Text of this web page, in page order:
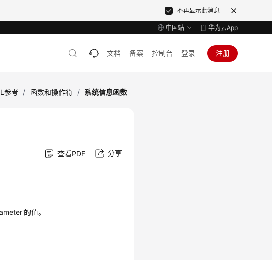
不再显示此消息
中国站 华为云App
文档 备案 控制台 登录 注册
参考 / 函数和操作符 / 系统信息函数
查看PDF 分享
的值。